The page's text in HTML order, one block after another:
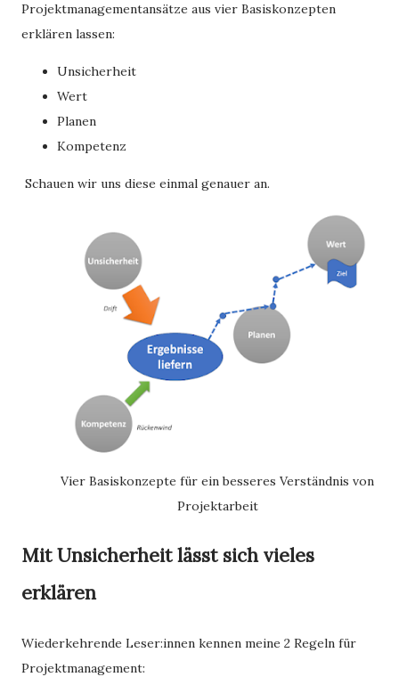
Projektmanagementansätze aus vier Basiskonzepten
erklären lassen:
Unsicherheit
Wert
Planen
Kompetenz
Schauen wir uns diese einmal genauer an.
Vier Basiskonzepte für ein besseres Verständnis von
Projektarbeit
Mit Unsicherheit lässt sich vieles
erklären
Wiederkehrende Leser:innen kennen meine 2 Regeln für
Projektmanagement: